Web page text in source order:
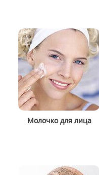
Молочко для лица